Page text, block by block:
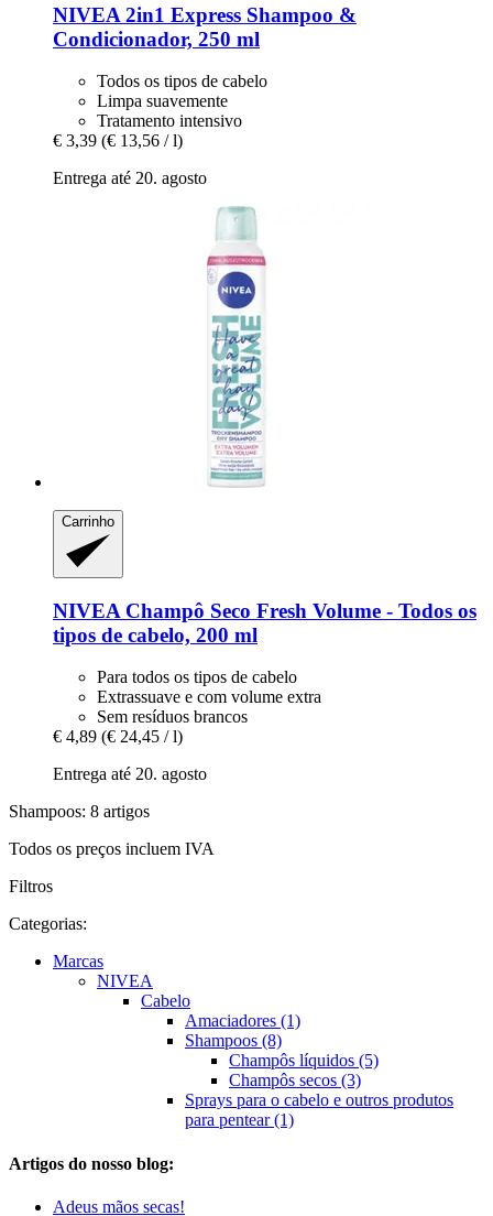
NIVEA 2in1 Express Shampoo &
Condicionador, 250 ml
Todos os tipos de cabelo
Limpa suavemente
Tratamento intensivo
€ 3,39 (€ 13,56 / l)
Entrega até 20. agosto
Carrinho
NIVEA Champô Seco Fresh Volume -​ Todos os
tipos de cabelo, 200 ml
Para todos os tipos de cabelo
Extrassuave e com volume extra
Sem resíduos brancos
€ 4,89 (€ 24,45 / l)
Entrega até 20. agosto
Shampoos: 8 artigos
Todos os preços incluem IVA
Filtros
Categorias:
Marcas
NIVEA
Cabelo
Amaciadores (1)
Shampoos (8)
Champôs líquidos (5)
Champôs secos (3)
Sprays para o cabelo e outros produtos
para pentear (1)
Artigos do nosso blog:
Adeus mãos secas!